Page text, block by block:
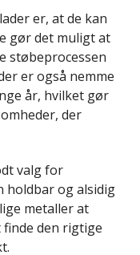
er, at de kan
gør det muligt at
støbeprocessen
er også nemme
år, hvilket gør
der
valg for
holdbar og alsidig
metaller at
den rigtige